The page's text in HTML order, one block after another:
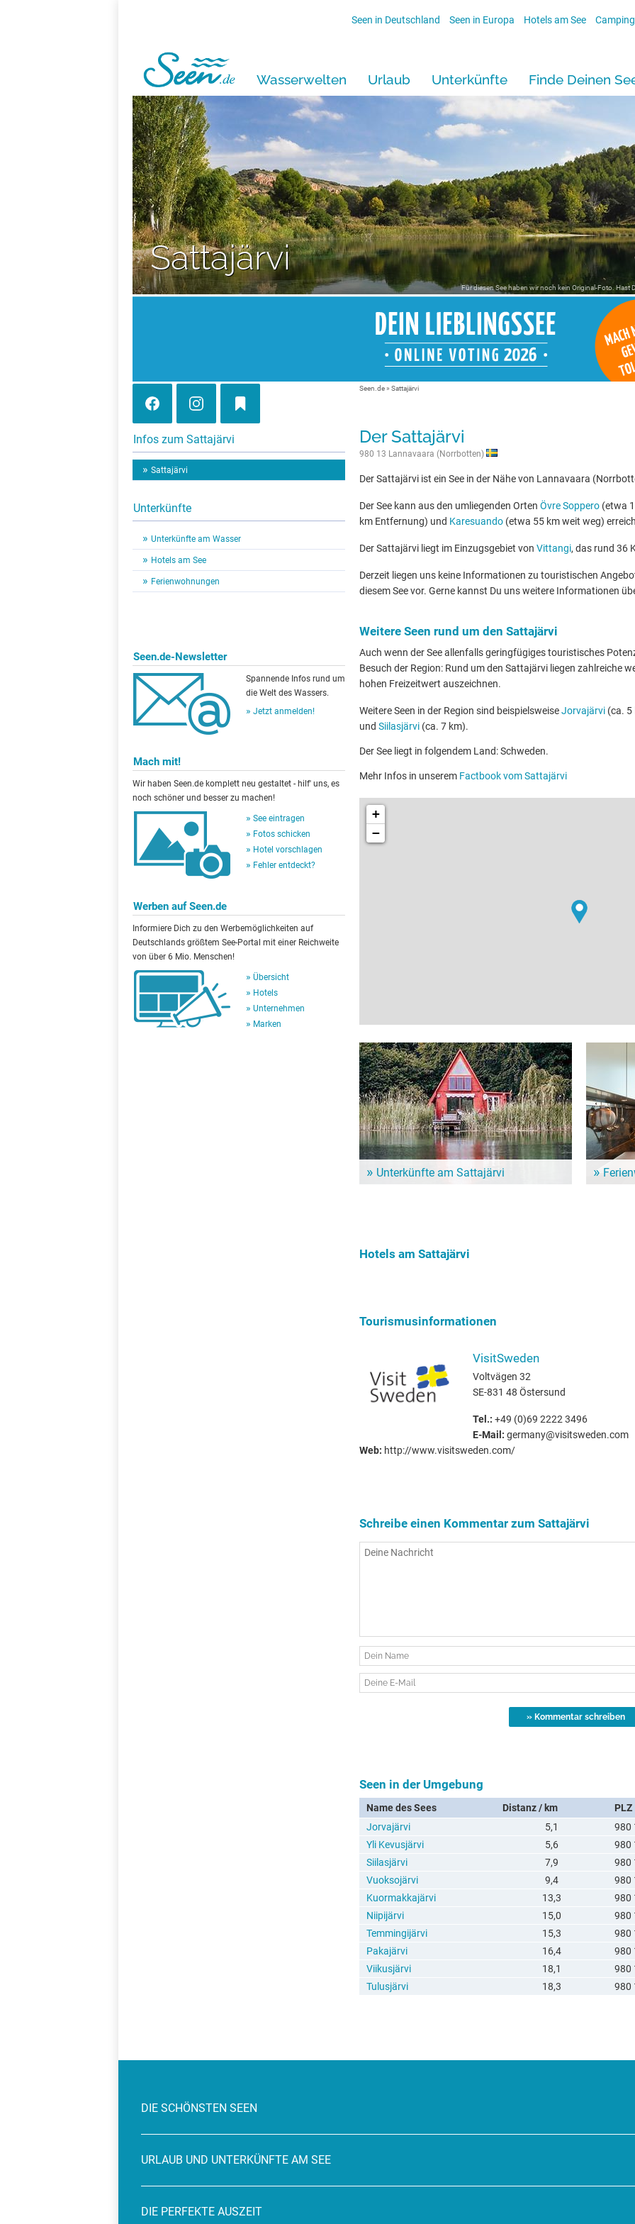
Seen in Deutschland Seen in Europa Hotels am See
Wasserwelten Urlaub Unterkünfte Finde Deinen
Sattajärvi
Für diesen See haben wir noch kein Original-Foto.
Infos zum Sattajärvi
Sattajärvi
Unterkünfte
Unterkünfte am Wasser
Hotels am See
Ferienwohnungen
Seen.de-Newsletter
Spannende Infos rund um
die Welt des Wassers.
Jetzt anmelden!
Mach mit!
Wir haben Seen.de komplett neu gestaltet - hilf' uns, es
noch schöner und besser zu machen!
See eintragen
Fotos schicken
Hotel vorschlagen
Fehler entdeckt?
Werben auf Seen.de
Informiere Dich zu den Werbemöglichkeiten auf
Deutschlands größtem See-Portal mit einer Reichweite
von über 6 Mio. Menschen!
Übersicht
Hotels
Unternehmen
Marken
Seen.de» Sattajärvi
Der Sattajärvi
980 13 Lannavaara (Norrbotten)
Der Sattajärvi ist ein See in der Nähe von Lannavaara
Der See kann aus den umliegenden Orten Övre Soppero (etwa
km Entfernung) und Karesuando (etwa 55 km weit weg)
Der Sattajärvi liegt im Einzugsgebiet von Vittangi, das rund 36
Derzeit liegen uns keine Informationen zu touristischen
diesem See vor. Gerne kannst Du uns weitere Informationen
Weitere Seen rund um den Sattajärvi
Auch wenn der See allenfalls geringfügiges touristisches
Besuch der Region: Rund um den Sattajärvi liegen zahlreiche
hohen Freizeitwert auszeichnen.
Weitere Seen in der Region sind beispielsweiseJorvajärvi (ca.
und Siilasjärvi (ca. 7 km).
Der See liegt in folgendem Land: Schweden.
Mehr Infos in unserem Factbook vom Sattajärvi
+
−
Unterkünfte am Sattajärvi
Hotels am Sattajärvi
Tourismusinformationen
VisitSweden
Voltvägen 32
SE-831 48 Östersund
Tel.: +49 (0)69 2222 3496
E-Mail: germany@visitsweden.com
Web: http://www.visitsweden.com/
Schreibe einen Kommentar zum Sattajärvi
Seen in der Umgebung
Name des Sees Distanz / km
PLZ
Jorvajärvi
5,1
980
Yli Kevusjärvi
5,6
980
Siilasjärvi
7,9
980
Vuoksojärvi
9,4
980
Kuormakkajärvi
13,3
980
Niipijärvi
15,0
980
Temmingijärvi
15,3
980
Pakajärvi
16,4
980
Viikusjärvi
18,1
980
Tulusjärvi
18,3 980
DIE SCHÖNSTEN SEEN
URLAUB UND UNTERKÜNFTE AM SEE
DIE PERFEKTE AUSZEIT